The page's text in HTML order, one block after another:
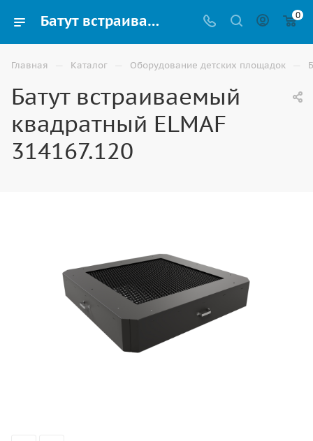
Батут встраиваемый квадратный ELMAF 314167.120 для детских площадок купить в Волгограде 0
Главная — Каталог — Оборудование детских площадок —
Батут встраиваемый
квадратный ELMAF
314167.120